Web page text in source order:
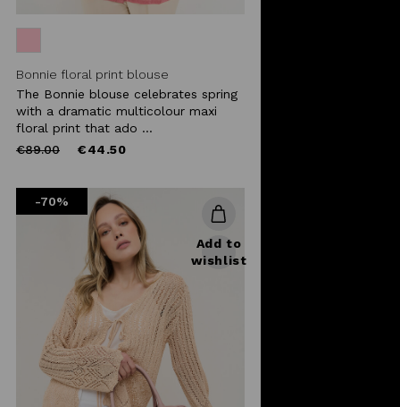
Bonnie floral print blouse
The Bonnie blouse celebrates spring
with a dramatic multicolour maxi
floral print that ado ...
Price
€89.00to €44.50
-70%
Add to
wishlist